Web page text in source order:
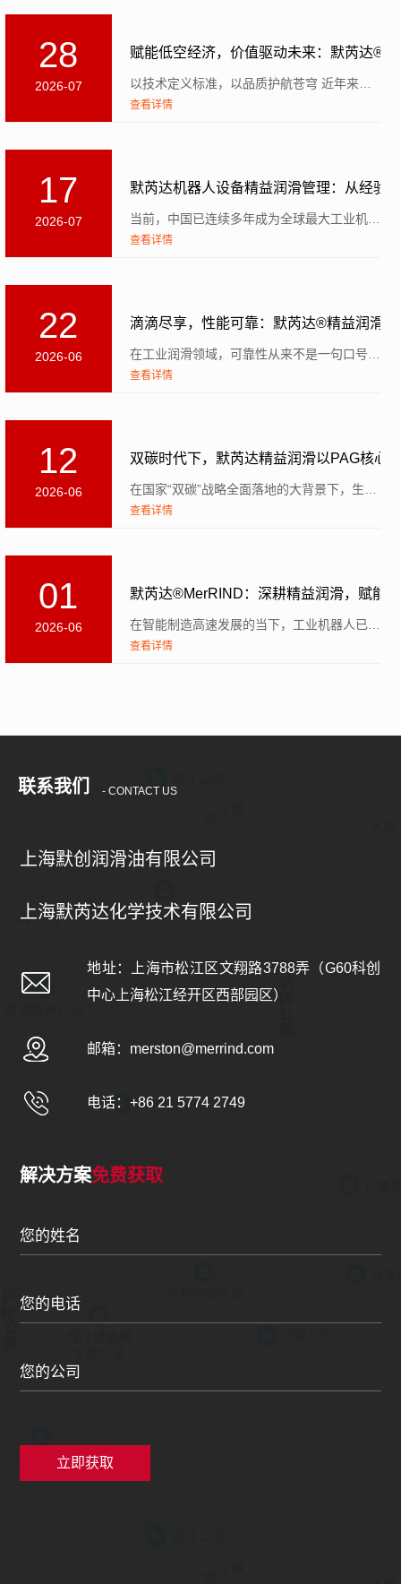
28
2026-07
赋能低空经济，价值驱动未来：默芮达®
以技术定义标准，以品质护航苍穹 近年来，无人机在诸多应用领域展现出巨大潜力，推动国内...
查看详情
17
2026-07
默芮达机器人设备精益润滑管理：从经验
当前，中国已连续多年成为全球最大工业机器人市场，近三年新增装机量占全球一半以上。工业机器人大规模部署...
查看详情
22
2026-06
滴滴尽享，性能可靠：默芮达®精益润滑
在工业润滑领域，可靠性从来不是一句口号，而是衡量产品价值的核心标尺。对默芮达®精益润滑而言...
查看详情
12
2026-06
双碳时代下，默芮达精益润滑以PAG核心
在国家“双碳”战略全面落地的大背景下，生态环境部早在2021年1月便出台专项指导意见，明确要求钢铁...
查看详情
01
2026-06
默芮达®MerRIND：深耕精益润滑，赋能
在智能制造高速发展的当下，工业机器人已成为汽车制造、高端装备等领域的核心生产载体。相关数据表明，国...
查看详情
联系我们 - CONTACT US
上海默创润滑油有限公司
上海默芮达化学技术有限公司
地址：上海市松江区文翔路3788弄（G60科创
中心上海松江经开区西部园区）
邮箱： merston@merrind.com
电话：+86 21 5774 2749
解决方案免费获取